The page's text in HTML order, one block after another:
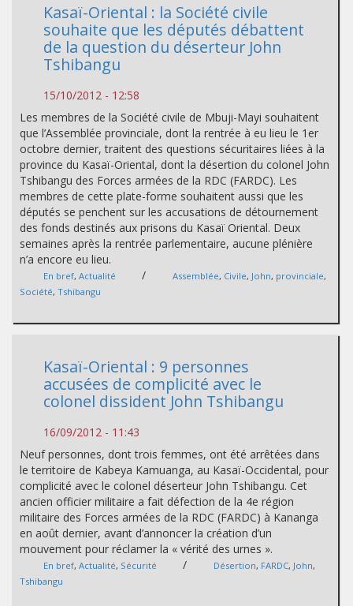
Kasaï-Oriental : la Société civile
souhaite que les députés débattent
de la question du déserteur John
Tshibangu
15/10/2012 - 12:58
Les membres de la Société civile de Mbuji-Mayi souhaitent
que l’Assemblée provinciale, dont la rentrée à eu lieu le 1er
octobre dernier, traitent des questions sécuritaires liées à la
province du Kasaï-Oriental, dont la désertion du colonel John
Tshibangu des Forces armées de la RDC (FARDC). Les
membres de cette plate-forme souhaitent aussi que les
députés se penchent sur les accusations de détournement
des fonds destinés aux prisons du Kasaï Oriental. Deux
semaines après la rentrée parlementaire, aucune plénière
n’a encore eu lieu.
En bref, Actualité / Assemblée, Civile, John, provinciale,
Société, Tshibangu
Kasaï-Oriental : 9 personnes
accusées de complicité avec le
colonel dissident John Tshibangu
16/09/2012 - 11:43
Neuf personnes, dont trois femmes, ont été arrêtées dans
le territoire de Kabeya Kamuanga, au Kasaï-Occidental, pour
complicité avec le colonel déserteur John Tshibangu. Cet
ancien officier militaire a fait défection de la 4e région
militaire des Forces armées de la RDC (FARDC) à Kananga
en août dernier, avant d’annoncer la création d’un
mouvement pour réclamer la « vérité des urnes ».
En bref, Actualité, Sécurité / Désertion, FARDC, John,
Tshibangu